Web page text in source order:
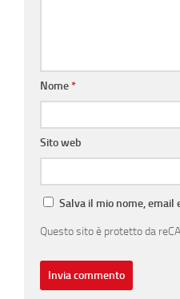
Nome*
Sito web
Salva il mio nome,
Questo sito è protetto da